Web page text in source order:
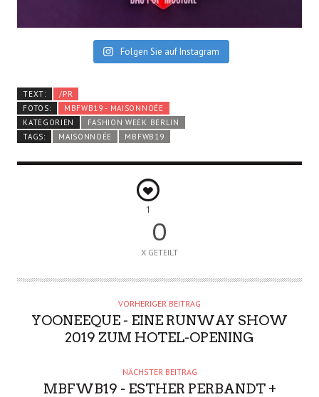
Folgen Sie auf Instagram
TEXT:
/PR
FOTOS:
MBFWB19 - MAISONNOÉE
KATEGORIEN
FASHION WEEK BERLIN
TAGS:
MAISONNOÉE MBFWB19
1
0
X GETEILT
VORHERIGER BEITRAG
YOONEEQUE - EINE RUNWAY SHOW
2019 ZUM HOTEL-OPENING
NÄCHSTER BEITRAG
MBFWB19 - ESTHER PERBANDT +